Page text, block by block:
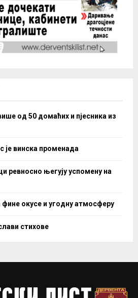
од 50 домаћих и пјесника из
је винска променада
ревносно његују успомену на
фине окусе и угодну атмосферу
стихове